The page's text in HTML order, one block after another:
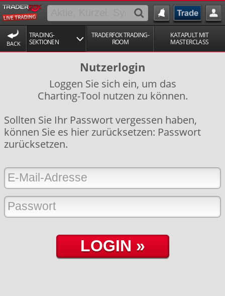
BACK
TRADING-
SEKTIONEN
TRADERFOX TRADING-
ROOM
KATAPULT MIT
MASTERCLASS
Nutzerlogin
Loggen Sie sich ein, um das
Charting-Tool nutzen zu können.
Sollten Sie Ihr Passwort vergessen haben,
können Sie es hier zurücksetzen: Passwort
zurücksetzen.